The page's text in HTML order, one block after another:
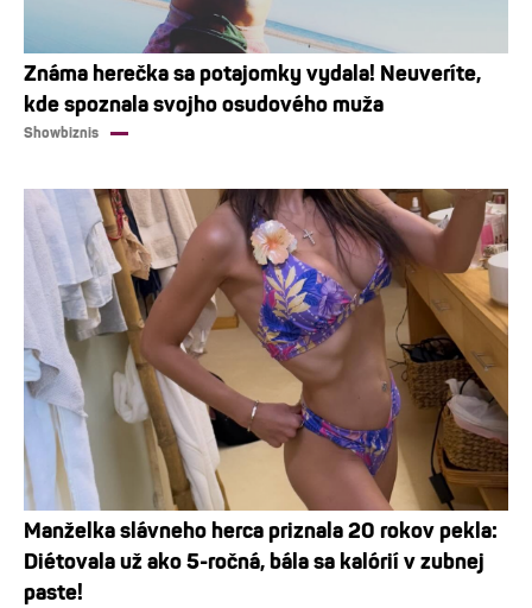
Známa herečka sa potajomky vydala! Neuveríte,
kde spoznala svojho osudového muža
Showbiznis
Manželka slávneho herca priznala 20 rokov pekla:
Diétovala už ako 5-ročná, bála sa kalórií v zubnej
paste!